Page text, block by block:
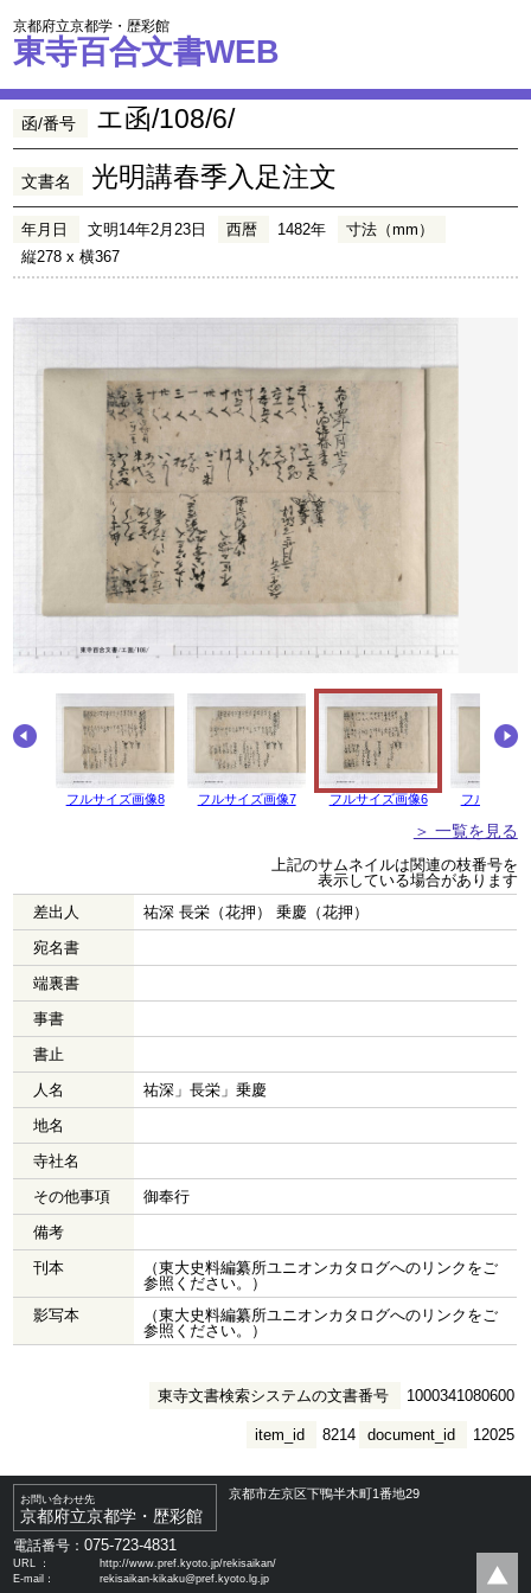
京都府立京都学・歴彩館
東寺百合文書WEB
函/番号 エ函/108/6/
文書名 光明講春季入足注文
年月日 文明14年2月23日 西暦 1482年
寸法（mm）
縦278 x 横367
フルサイズ画像8 フルサイズ画像7 フルサイズ画像6 フルサイズ
＞ 一覧を見る
上記のサムネイルは関連の枝番号を
表示している場合があります
差出人
祐深 長栄（花押） 乗慶（花押）
宛名書
端裏書
事書
書止
人名
祐深」長栄」乗慶
地名
寺社名
その他事項
御奉行
備考
刊本
（東大史料編纂所ユニオンカタログへのリンクをご
参照ください。）
影写本
（東大史料編纂所ユニオンカタログへのリンクをご
参照ください。）
東寺文書検索システムの文書番号 1000341080600
document_id 12025
item_id 8214
お問い合わせ先
京都府立京都学・歴彩館
京都市左京区下鴨半木町1番地29
電話番号：075-723-4831
URL ：
http://www.pref.kyoto.jp/rekisaikan/
E-mail：
rekisaikan-kikaku@pref.kyoto.lg.jp